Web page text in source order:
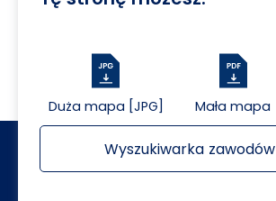
Duża mapa [JPG] Mała mapa
Wyszukiwarka zawodów